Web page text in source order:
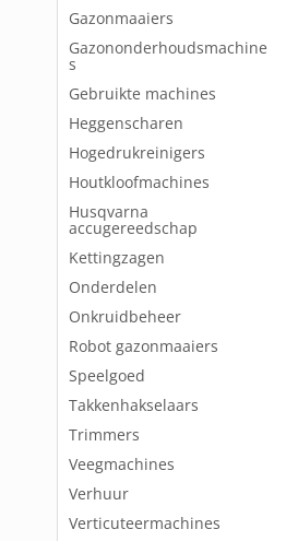
Gazonmaaiers
Gazononderhoudsmachine
s
Gebruikte machines
Heggenscharen
Hogedrukreinigers
Houtkloofmachines
Husqvarna
accugereedschap
Kettingzagen
Onderdelen
Onkruidbeheer
Robot gazonmaaiers
Speelgoed
Takkenhakselaars
Trimmers
Veegmachines
Verhuur
Verticuteermachines